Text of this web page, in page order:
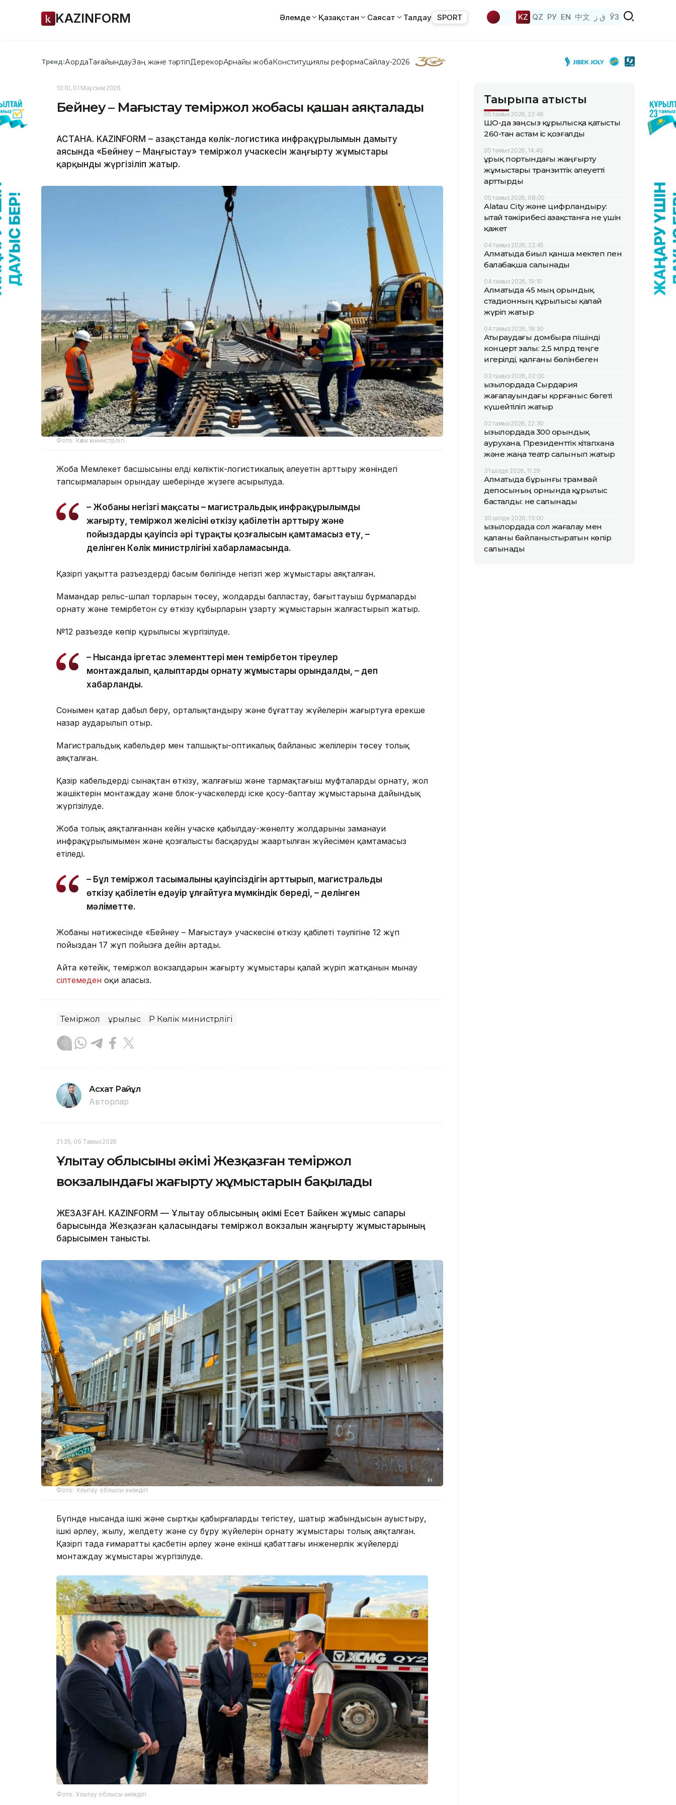
KAZINFORM Әлемде Қазақстан Саясат Талдау SPORT KZ QZ РУ EN 中文 ق ز ЎЗ
Тренд:АқордаТағайындауЗаң және тәртіпДерекқорАрнайы жобаКонституциялық реформаСайлау-2026
10:10, 01 Маусым 2026
Бейнеу – Маңғыстау теміржол жобасы қашан аяқталады
АСТАНА. KAZINFORM – Қазақстанда көлік-логистика инфрақұрылымын дамыту
аясында «Бейнеу – Маңғыстау» теміржол учаскесін жаңғырту жұмыстары
қарқынды жүргізіліп жатыр.
Фото: Көлік министрлігі
Жоба Мемлекет басшысының елдің көліктік-логистикалық әлеуетін арттыру жөніндегі
тапсырмаларын орындау шеңберінде жүзеге асырылуда.
– Жобаның негізгі мақсаты – магистральдық инфрақұрылымды
жаңғырту, теміржол желісінің өткізу қабілетін арттыру және
пойыздардың қауіпсіз әрі тұрақты қозғалысын қамтамасыз ету, –
делінген Көлік министрлігінің хабарламасында.
Қазіргі уақытта разъездердің басым бөлігінде негізгі жер жұмыстары аяқталған.
Мамандар рельс-шпал торларын төсеу, жолдарды балластау, бағыттауыш бұрмаларды
орнату және темірбетон су өткізу құбырларын ұзарту жұмыстарын жалғастырып жатыр.
№12 разъезде көпір құрылысы жүргізілуде.
– Нысанда іргетас элементтері мен темірбетон тіреулер
монтаждалып, қалыптарды орнату жұмыстары орындалды, – деп
хабарланды.
Сонымен қатар дабыл беру, орталықтандыру және бұғаттау жүйелерін жаңғыртуға ерекше
назар аударылып отыр.
Магистральдық кабельдер мен талшықты-оптикалық байланыс желілерін төсеу толық
аяқталған.
Қазір кабельдерді сынақтан өткізу, жалғағыш және тармақтағыш муфталарды орнату, жол
жәшіктерін монтаждау және блок-учаскелерді іске қосу-баптау жұмыстарына дайындық
жүргізілуде.
Жоба толық аяқталғаннан кейін учаске қабылдау-жөнелту жолдарының заманауи
инфрақұрылымымен және қозғалысты басқарудың жаңартылған жүйесімен қамтамасыз
етіледі.
– Бұл теміржол тасымалының қауіпсіздігін арттырып, магистральдың
өткізу қабілетін едәуір ұлғайтуға мүмкіндік береді, – делінген
мәліметте.
Жобаның нәтижесінде «Бейнеу – Маңғыстау» учаскесінің өткізу қабілеті тәулігіне 12 жұп
пойыздан 17 жұп пойызға дейін артады.
Айта кетейік, теміржол вокзалдарын жаңғырту жұмыстары қалай жүріп жатқанын мынау
сілтемеден оқи аласыз.
Теміржол Құрылыс ҚР Көлік министрлігі
Асхат Райқұл
Авторлар
21:35, 06 Тамыз 2026
Ұлытау облысының әкімі Жезқазған теміржол
вокзалындағы жаңғырту жұмыстарын бақылады
ЖЕЗҚАЗҒАН. KAZINFORM — Ұлытау облысының әкімі Есет Байкен жұмыс сапары
барысында Жезқазған қаласындағы теміржол вокзалын жаңғырту жұмыстарының
барысымен танысты.
Фото: Ұлытау облысы әкімдігі
Бүгінде нысанда ішкі және сыртқы қабырғаларды тегістеу, шатыр жабындысын ауыстыру,
ішкі әрлеу, жылу, желдету және су бұру жүйелерін орнату жұмыстары толық аяқталған.
Қазіргі таңда ғимараттың қасбетін әрлеу және екінші қабаттағы инженерлік жүйелерді
монтаждау жұмыстары жүргізілуде.
Фото: Ұлытау облысы әкімдігі
Тақырыпқа қатысты
05 тамыз 2026, 22:46
ШҚО-да заңсыз құрылысқа қатысты
260-тан астам іс қозғалды
05 тамыз 2026, 14:40
Құрық портындағы жаңғырту
жұмыстары транзиттік әлеуетті
арттырды
05 тамыз 2026, 08:00
Alatau City және цифрландыру:
Қытай тәжірибесі Қазақстанға не үшін
қажет
04 тамыз 2026, 22:45
Алматыда биыл қанша мектеп пен
балабақша салынады
04 тамыз 2026, 19:10
Алматыда 45 мың орындық
стадионның құрылысы қалай
жүріп жатыр
04 тамыз 2026, 18:30
Атыраудағы домбыра пішінді
концерт залы: 2,5 млрд теңге
игерілді, қалғаны бөлінбеген
03 тамыз 2026, 02:00
Қызылордада Сырдария
жағалауындағы қорғаныс бөгеті
күшейтіліп жатыр
02 тамыз 2026, 22:30
Қызылордада 300 орындық
аурухана, Президенттік кітапхана
және жаңа театр салынып жатыр
31 шілде 2026, 11:29
Алматыда бұрынғы трамвай
депосының орнында құрылыс
басталды: не салынады
30 шілде 2026, 13:00
Қызылордада сол жағалау мен
қаланы байланыстыратын көпір
салынады